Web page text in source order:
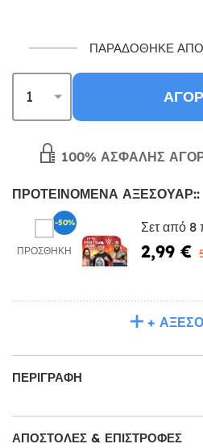
ΠΑΡΑΔΌΘΗΚΕ
100% ΑΣΦΑΛΉΣ
ΠΡΟΤΕΙΝΌΜΕΝΑ ΑΞΕΣΟΥΆΡ::
ΠΡΟΣΘΉΚΗ
Σετ από 8
2,99 €
-50%
+
ΠΕΡΙΓΡΑΦΉ
ΑΠΟΣΤΟΛΈΣ & ΕΠΙΣΤΡΟΦΈΣ